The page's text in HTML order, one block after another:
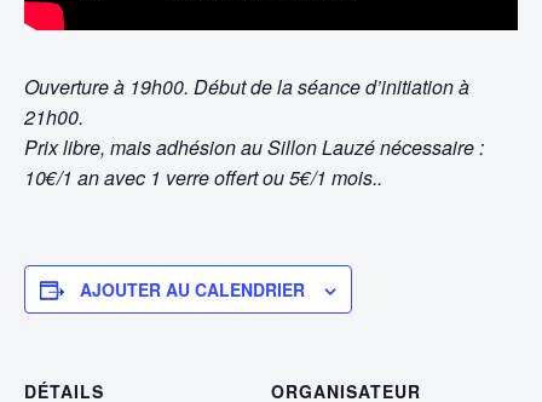
Ouverture à 19h00. Début de la séance d’initiation à
21h00.
Prix libre, mais adhésion au Sillon Lauzé nécessaire :
10€/1 an avec 1 verre offert ou 5€/1 mois..
AJOUTER AU CALENDRIER
DÉTAILS
ORGANISATEUR